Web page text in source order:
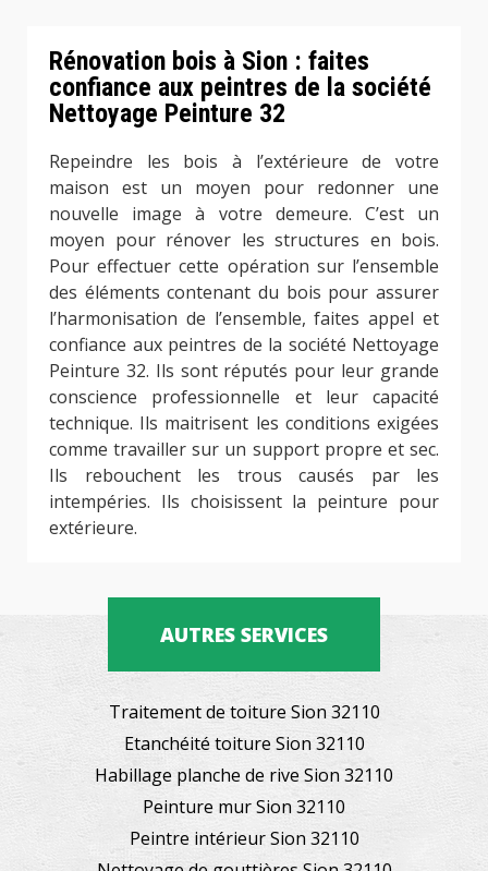
Rénovation bois à Sion : faites
confiance aux peintres de la société
Nettoyage Peinture 32
Repeindre les bois à l’extérieure de votre
maison est un moyen pour redonner une
nouvelle image à votre demeure. C’est un
moyen pour rénover les structures en bois.
Pour effectuer cette opération sur l’ensemble
des éléments contenant du bois pour assurer
l’harmonisation de l’ensemble, faites appel et
confiance aux peintres de la société Nettoyage
Peinture 32. Ils sont réputés pour leur grande
conscience professionnelle et leur capacité
technique. Ils maitrisent les conditions exigées
comme travailler sur un support propre et sec.
Ils rebouchent les trous causés par les
intempéries. Ils choisissent la peinture pour
extérieure.
AUTRES SERVICES
Traitement de toiture Sion 32110
Etanchéité toiture Sion 32110
Habillage planche de rive Sion 32110
Peinture mur Sion 32110
Peintre intérieur Sion 32110